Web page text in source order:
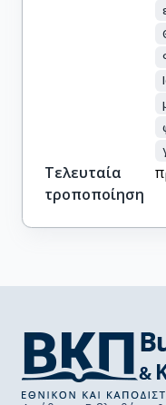
Τελευταία
τροποποίηση